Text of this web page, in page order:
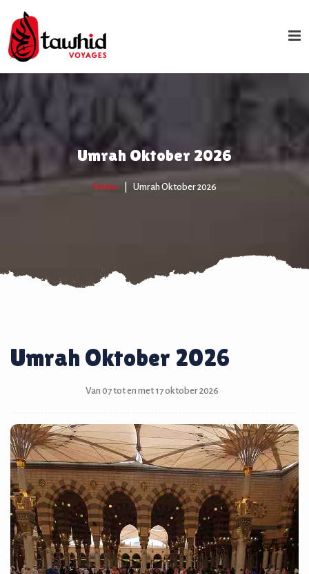
Umrah Oktober 2026
Home Umrah Oktober 2026
Umrah Oktober 2026
Van 07 tot en met 17 oktober 2026